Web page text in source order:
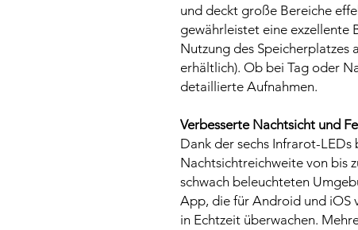
und deckt große Bereiche
gewährleistet eine
Nutzung des Speicherplatzes
erhältlich). Ob bei Tag oder
detaillierte Aufnahmen.
Verbesserte Nachtsicht und
Dank der sechs Infrarot-
Nachtsichtreichweite von bis
schwach beleuchteten
App, die für Android und iOS
in Echtzeit überwachen.